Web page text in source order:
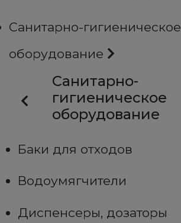
Санитарно-гигиеническое
оборудование
Санитарно-
гигиеническое
оборудование
Баки для отходов
Водоумягчители
Диспенсеры, дозаторы